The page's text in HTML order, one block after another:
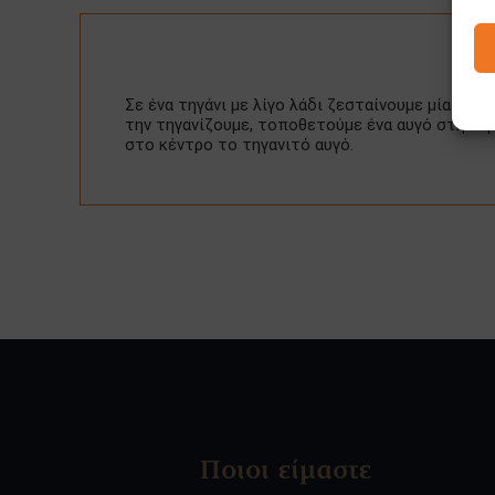
Σε ένα τηγάνι με λίγο λάδι ζεσταίνουμε μία
την τηγανίζουμε, τοποθετούμε ένα αυγό στην
στο κέντρο το τηγανιτό αυγό.
Ποιοι είμαστε